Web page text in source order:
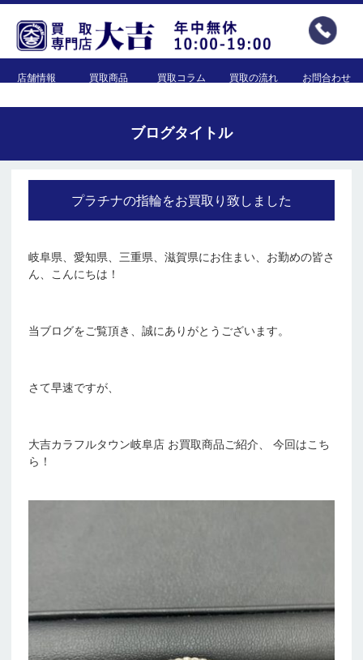
店舗情報 買取商品 買取コラム 買取の流れ お問合わせ
ブログタイトル
プラチナの指輪をお買取り致しました
岐阜県、愛知県、三重県、滋賀県にお住まい、お勤めの皆さ
ん、こんにちは！
当ブログをご覧頂き、誠にありがとうございます。
さて早速ですが、
大吉カラフルタウン岐阜店 お買取商品ご紹介、 今回はこち
ら！